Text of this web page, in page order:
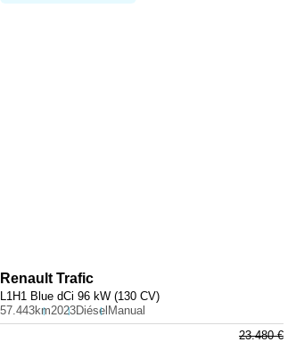
Renault Trafic
L1H1 Blue dCi 96 kW (130 CV)
57.443km2023Diésel Manual
23.480€